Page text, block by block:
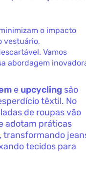
o impacto
vestuário,
Vamos
abordagem
e upcycling são
têxtil. No
de roupas vão
adotam práticas
transformando
tecidos para